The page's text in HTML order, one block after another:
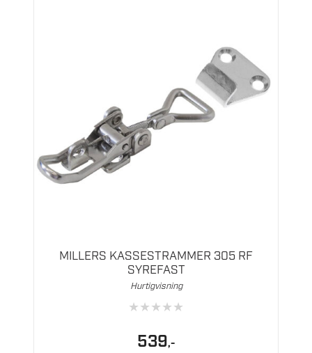
MILLERS KASSESTRAMMER 305 RF
SYREFAST
Hurtigvisning
★★★★★
539,-